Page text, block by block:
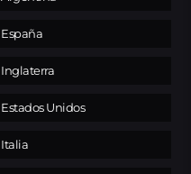
España
Inglaterra
Estados Unidos
Italia